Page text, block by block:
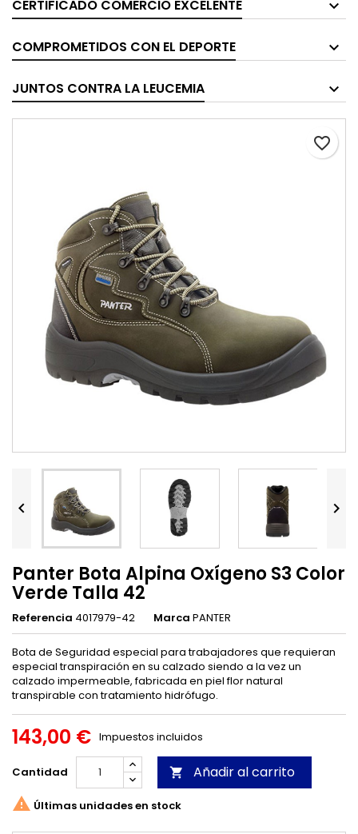
CERTIFICADO COMERCIO EXCELENTE
COMPROMETIDOS CON EL DEPORTE
JUNTOS CONTRA LA LEUCEMIA
favorite_border
 
Panter Bota Alpina Oxígeno S3 Color
Verde Talla 42
Referencia 4017979-42 Marca PANTER
Bota de Seguridad especial para trabajadores que requieran
especial transpiración en su calzado siendo a la vez un
calzado impermeable, fabricada en piel flor natural
transpirable con tratamiento hidrófugo.
143,00 € Impuestos incluidos
Cantidad  Añadir al carrito
 Últimas unidades en stock